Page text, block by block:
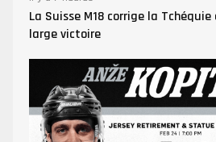
La Suisse M18 corrige la
large victoire